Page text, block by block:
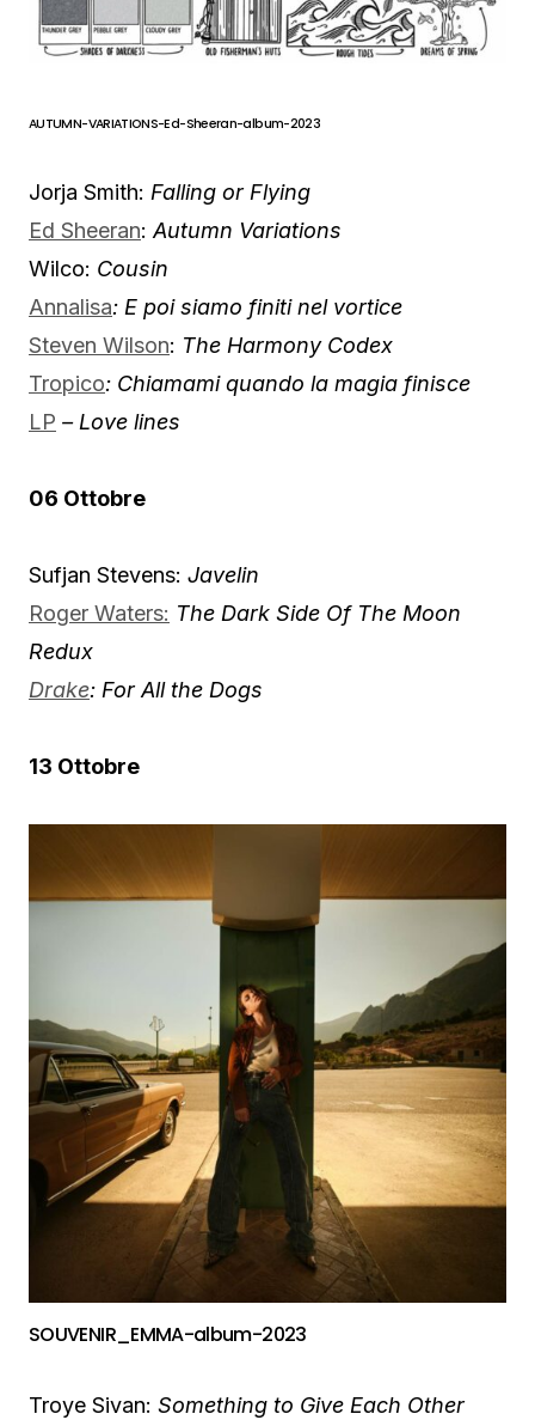
AUTUMN-VARIATIONS-Ed-Sheeran-album-2023
Jorja Smith: Falling or Flying
Ed Sheeran: Autumn Variations
Wilco: Cousin
Annalisa: E poi siamo finiti nel vortice
Steven Wilson: The Harmony Codex
Tropico: Chiamami quando la magia finisce
LP – Love lines
06 Ottobre
Sufjan Stevens: Javelin
Roger Waters: The Dark Side Of The Moon
Redux
Drake: For All the Dogs
13 Ottobre
SOUVENIR_EMMA-album-2023
Troye Sivan: Something to Give Each Other